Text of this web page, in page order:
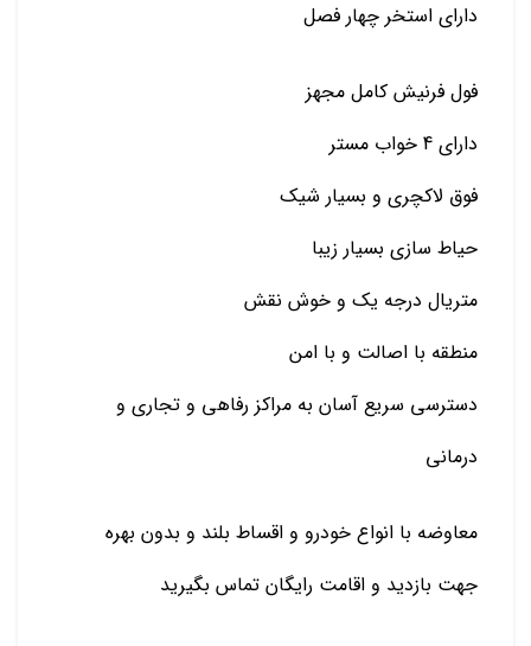
دارای استخر چهار فصل
فول فرنیش کامل مجهز
دارای 4 خواب مستر
فوق لاکچری و بسیار شیک
حیاط سازی بسیار زیبا
متریال درجه یک و خوش نقش
منطقه با اصالت و با امن
دسترسی سریع آسان به مراکز رفاهی و تجاری و
درمانی
معاوضه با انواع خودرو و اقساط بلند و بدون بهره
جهت بازدید و اقامت رایگان تماس بگیرید